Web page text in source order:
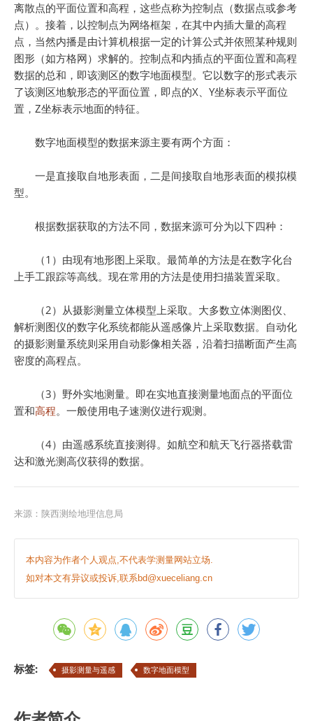
离散点的平面位置和高程，这些点称为控制点（数据点或参考
点）。接着，以控制点为网络框架，在其中内插大量的高程
点，当然内播是由计算机根据一定的计算公式并依照某种规则
图形（如方格网）求解的。控制点和内插点的平面位置和高程
数据的总和，即该测区的数字地面模型。它以数字的形式表示
了该测区地貌形态的平面位置，即点的X、Y坐标表示平面位
置，Z坐标表示地面的特征。
数字地面模型的数据来源主要有两个方面：
一是直接取自地形表面，二是间接取自地形表面的模拟模
型。
根据数据获取的方法不同，数据来源可分为以下四种：
（1）由现有地形图上采取。最简单的方法是在数字化台
上手工跟踪等高线。现在常用的方法是使用扫描装置采取。
（2）从摄影测量立体模型上采取。大多数立体测图仪、
解析测图仪的数字化系统都能从遥感像片上采取数据。自动化
的摄影测量系统则采用自动影像相关器，沿着扫描断面产生高
密度的高程点。
（3）野外实地测量。即在实地直接测量地面点的平面位
置和高程。一般使用电子速测仪进行观测。
（4）由遥感系统直接测得。如航空和航天飞行器搭载雷
达和激光测高仪获得的数据。
来源： 陕西测绘地理信息局
本内容为作者个人观点,不代表学测量网站立场.
如对本文有异议或投诉,联系bd@xueceliang.cn
标签: 摄影测量与遥感 数字地面模型